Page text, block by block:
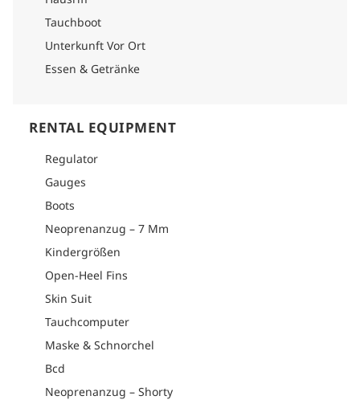
Tauchboot
Unterkunft Vor Ort
Essen & Getränke
RENTAL EQUIPMENT
Regulator
Gauges
Boots
Neoprenanzug – 7 Mm
Kindergrößen
Open-Heel Fins
Skin Suit
Tauchcomputer
Maske & Schnorchel
Bcd
Neoprenanzug – Shorty